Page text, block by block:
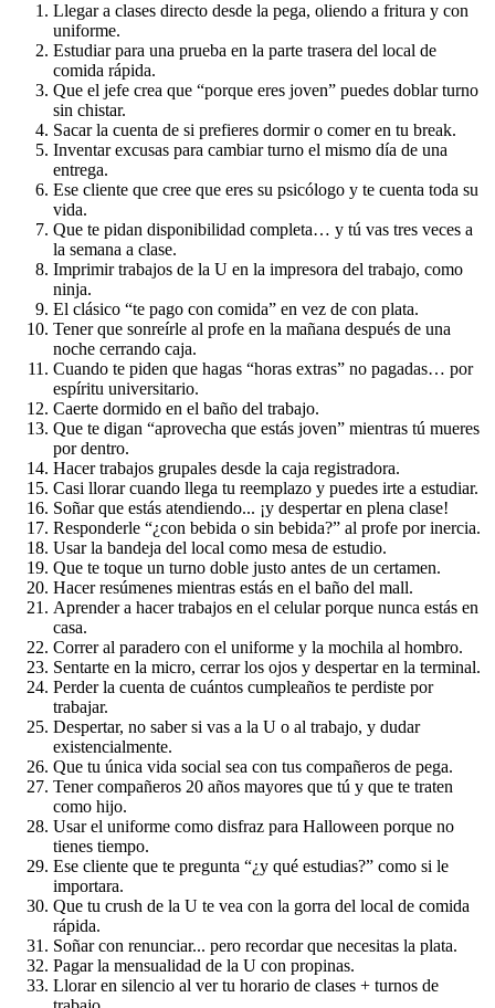
Llegar a clases directo desde la pega, oliendo a fritura y con
uniforme.
Estudiar para una prueba en la parte trasera del local de
comida rápida.
Que el jefe crea que “porque eres joven” puedes doblar turno
sin chistar.
Sacar la cuenta de si prefieres dormir o comer en tu break.
Inventar excusas para cambiar turno el mismo día de una
entrega.
Ese cliente que cree que eres su psicólogo y te cuenta toda su
vida.
Que te pidan disponibilidad completa… y tú vas tres veces a
la semana a clase.
Imprimir trabajos de la U en la impresora del trabajo, como
ninja.
El clásico “te pago con comida” en vez de con plata.
Tener que sonreírle al profe en la mañana después de una
noche cerrando caja.
Cuando te piden que hagas “horas extras” no pagadas… por
espíritu universitario.
Caerte dormido en el baño del trabajo.
Que te digan “aprovecha que estás joven” mientras tú mueres
por dentro.
Hacer trabajos grupales desde la caja registradora.
Casi llorar cuando llega tu reemplazo y puedes irte a estudiar.
Soñar que estás atendiendo... ¡y despertar en plena clase!
Responderle “¿con bebida o sin bebida?” al profe por inercia.
Usar la bandeja del local como mesa de estudio.
Que te toque un turno doble justo antes de un certamen.
Hacer resúmenes mientras estás en el baño del mall.
Aprender a hacer trabajos en el celular porque nunca estás en
casa.
Correr al paradero con el uniforme y la mochila al hombro.
Sentarte en la micro, cerrar los ojos y despertar en la terminal.
Perder la cuenta de cuántos cumpleaños te perdiste por
trabajar.
Despertar, no saber si vas a la U o al trabajo, y dudar
existencialmente.
Que tu única vida social sea con tus compañeros de pega.
Tener compañeros 20 años mayores que tú y que te traten
como hijo.
Usar el uniforme como disfraz para Halloween porque no
tienes tiempo.
Ese cliente que te pregunta “¿y qué estudias?” como si le
importara.
Que tu crush de la U te vea con la gorra del local de comida
rápida.
Soñar con renunciar... pero recordar que necesitas la plata.
Pagar la mensualidad de la U con propinas.
Llorar en silencio al ver tu horario de clases + turnos de